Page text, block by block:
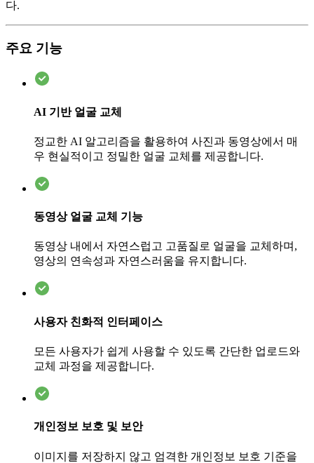
다.
주요 기능
AI 기반 얼굴 교체
정교한 AI 알고리즘을 활용하여 사진과 동영상에서 매
우 현실적이고 정밀한 얼굴 교체를 제공합니다.
동영상 얼굴 교체 기능
동영상 내에서 자연스럽고 고품질로 얼굴을 교체하며,
영상의 연속성과 자연스러움을 유지합니다.
사용자 친화적 인터페이스
모든 사용자가 쉽게 사용할 수 있도록 간단한 업로드와
교체 과정을 제공합니다.
개인정보 보호 및 보안
이미지를 저장하지 않고 엄격한 개인정보 보호 기준을